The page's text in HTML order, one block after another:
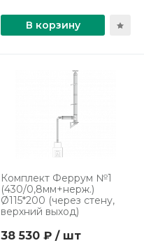
В корзину
Комплект Феррум №1
(430/0,8мм+нерж.)
Ø115*200 (через стену,
верхний выход)
38 530 ₽ / шт